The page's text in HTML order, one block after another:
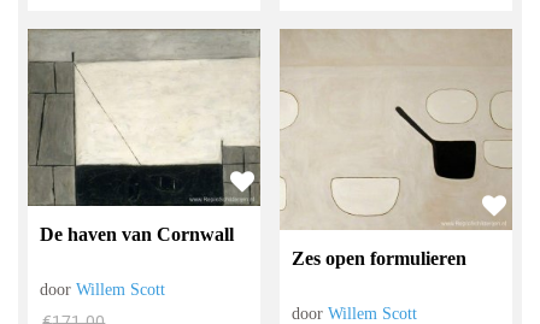
De haven van Cornwall
doorWillem Scott
Zes open formulieren
doorWillem Scott